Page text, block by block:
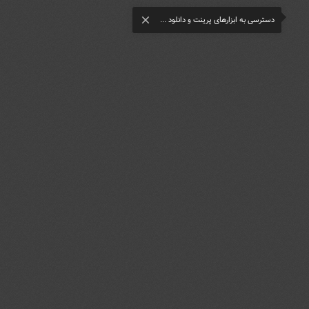
دسترسی به ابزارهای پرینت و دانلود ... close